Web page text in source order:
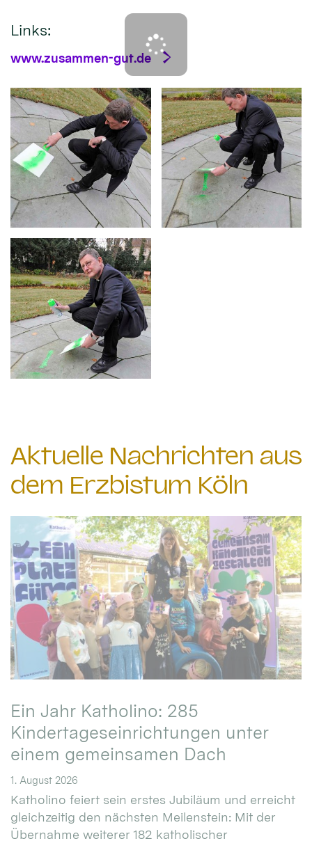
Links:
www.zusammen-gut.de
Aktuelle Nachrichten aus
dem Erzbistum Köln
Ein Jahr Katholino: 285
Kindertageseinrichtungen unter
einem gemeinsamen Dach
1. August 2026
Katholino feiert sein erstes Jubiläum und erreicht
gleichzeitig den nächsten Meilenstein: Mit der
Übernahme weiterer 182 katholischer